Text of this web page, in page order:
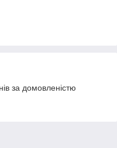
за домовленістю